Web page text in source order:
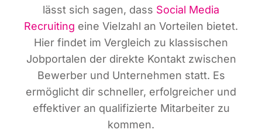
lässt sich sagen, dass Social Media
Recrui­ting eine Viel­zahl an Vor­tei­len bie­tet.
Hier fin­det im Ver­gleich zu klas­si­schen
Job­por­ta­len der direk­te Kon­takt zwi­schen
Bewer­ber und Unter­neh­men statt. Es
ermög­licht dir schnel­ler, erfolg­rei­cher und
effek­ti­ver an qua­li­fi­zier­te Mit­ar­bei­ter zu
kommen.